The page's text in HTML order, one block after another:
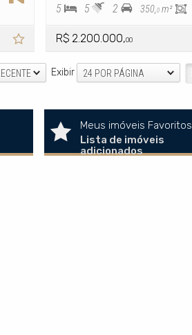
5 5 2 350,0 m²
R$ 2.200.000,00
Exibir 24 POR PÁGINA
Meus imóveis Favoritos
Lista de imóveis
adicionados